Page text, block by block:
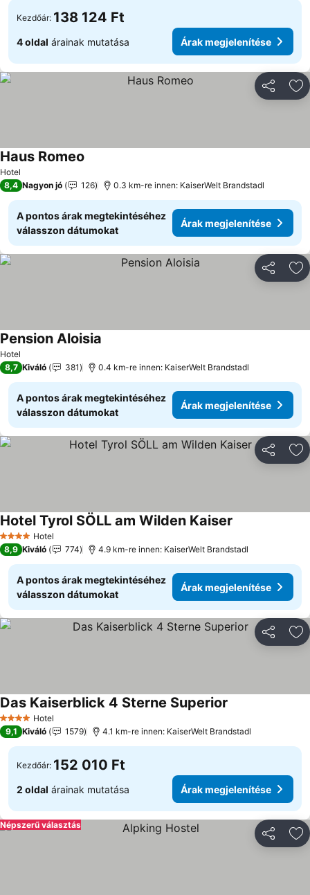
Kezdőár: 138 124 Ft
4 oldal árainak mutatása Árak megjelenítése
Hotel
Haus Romeo
8,4 Nagyon jó 126 0.3 km-re innen: KaiserWelt Brandstadl
A pontos árak megtekintéséhez
válasszon dátumokat
Árak megjelenítése
Hotel
Pension Aloisia
8,7 Kiváló 381 0.4 km-re innen: KaiserWelt Brandstadl
A pontos árak megtekintéséhez
válasszon dátumokat
Árak megjelenítése
4 KategóriaHotel
Hotel Tyrol SÖLL am Wilden Kaiser
8,9 Kiváló 774 4.9 km-re innen: KaiserWelt Brandstadl
A pontos árak megtekintéséhez
válasszon dátumokat
Árak megjelenítése
4 KategóriaHotel
Das Kaiserblick 4 Sterne Superior
9,1 Kiváló 1579 4.1 km-re innen: KaiserWelt Brandstadl
Kezdőár: 152 010 Ft
2 oldal árainak mutatása Árak megjelenítése
Népszerű választás